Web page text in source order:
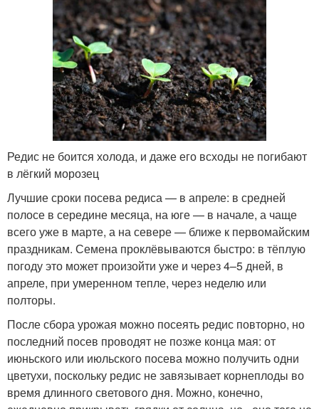
Редис не боится холода, и даже его всходы не погибают
в лёгкий морозец
Лучшие сроки посева редиса — в апреле: в средней
полосе в середине месяца, на юге — в начале, а чаще
всего уже в марте, а на севере — ближе к первомайским
праздникам. Семена проклёвываются быстро: в тёплую
погоду это может произойти уже и через 4–5 дней, в
апреле, при умеренном тепле, через неделю или
полторы.
После сбора урожая можно посеять редис повторно, но
последний посев проводят не позже конца мая: от
июньского или июльского посева можно получить одни
цветухи, поскольку редис не завязывает корнеплоды во
время длинного светового дня. Можно, конечно,